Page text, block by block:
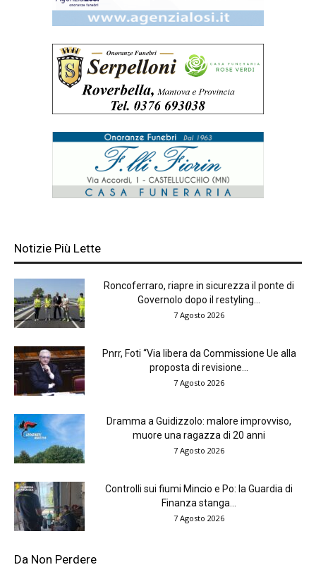
Notizie Più Lette
Roncoferraro, riapre in sicurezza il ponte di
Governolo dopo il restyling...
7 Agosto 2026
Pnrr, Foti “Via libera da Commissione Ue alla
proposta di revisione...
7 Agosto 2026
Dramma a Guidizzolo: malore improvviso,
muore una ragazza di 20 anni
7 Agosto 2026
Controlli sui fiumi Mincio e Po: la Guardia di
Finanza stanga...
7 Agosto 2026
Da Non Perdere